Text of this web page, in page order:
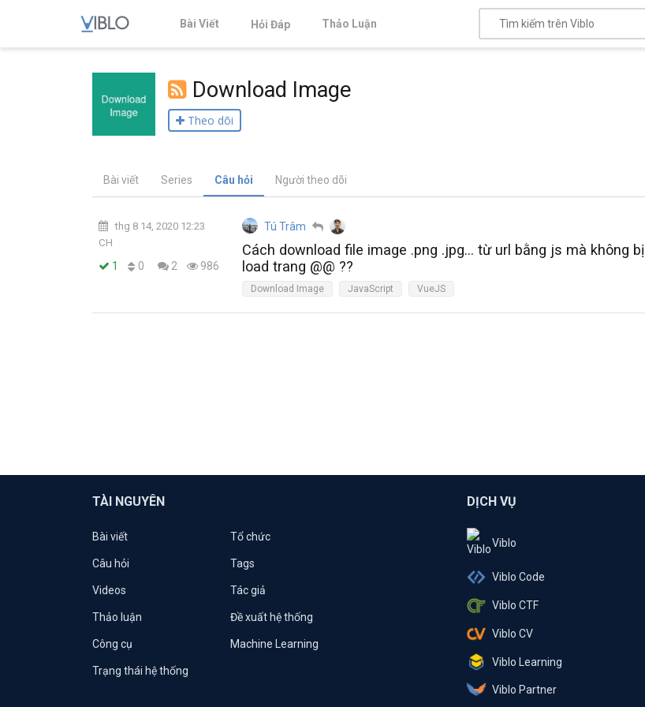
Bài Viết Hỏi Đáp Thảo Luận
Download Image
Theo dõi
Bài viết Series Câu hỏi Người theo dõi
thg 8 14, 2020 12:23
CH
1 0 2 986
Tú Trâm
Cách download file image .png .jpg... từ url bằng js mà không bị
load trang @@ ??
Download Image JavaScript VueJS
TÀI NGUYÊN
Bài viết Tổ chức
Câu hỏi Tags
Videos Tác giả
Thảo luận Đề xuất hệ thống
Công cụ Machine Learning
Trạng thái hệ thống
DỊCH VỤ
Viblo
Viblo Code
Viblo CTF
Viblo CV
Viblo Learning
Viblo Partner